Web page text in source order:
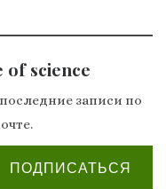
science
записи по
почты…
ПОДПИСАТЬСЯ